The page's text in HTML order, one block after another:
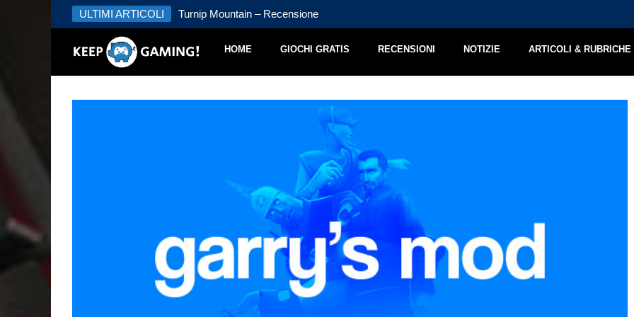
ULTIMI ARTICOLI Turnip Mountain – Recensione
HOME GIOCHI GRATIS RECENSIONI NOTIZIE ARTICOLI & RUBRICHE